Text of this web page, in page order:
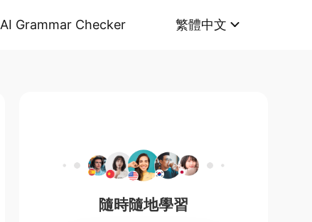
AI Grammar Checker 繁體中文
隨時隨地學習